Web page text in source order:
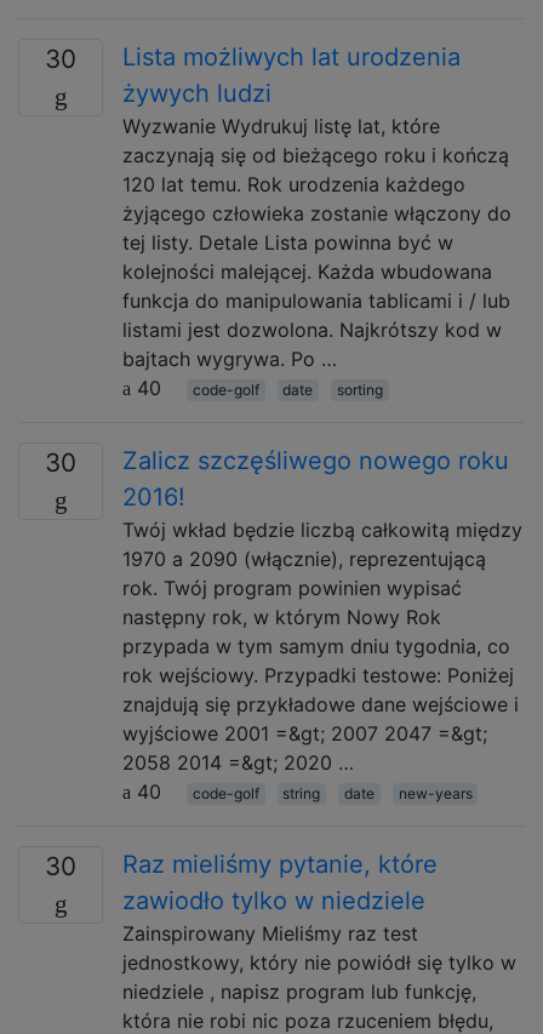
30
Lista możliwych lat urodzenia
żywych ludzi
Wyzwanie Wydrukuj listę lat, które
zaczynają się od bieżącego roku i kończą
120 lat temu. Rok urodzenia każdego
żyjącego człowieka zostanie włączony do
tej listy. Detale Lista powinna być w
kolejności malejącej. Każda wbudowana
funkcja do manipulowania tablicami i / lub
listami jest dozwolona. Najkrótszy kod w
bajtach wygrywa. Po …
40
code-golf date sorting
30
Zalicz szczęśliwego nowego roku
2016!
Twój wkład będzie liczbą całkowitą między
1970 a 2090 (włącznie), reprezentującą
rok. Twój program powinien wypisać
następny rok, w którym Nowy Rok
przypada w tym samym dniu tygodnia, co
rok wejściowy. Przypadki testowe: Poniżej
znajdują się przykładowe dane wejściowe i
wyjściowe 2001 =&gt; 2007 2047 =&gt;
2058 2014 =&gt; 2020 …
40
code-golf string date new-years
30
Raz mieliśmy pytanie, które
zawiodło tylko w niedziele
Zainspirowany Mieliśmy raz test
jednostkowy, który nie powiódł się tylko w
niedziele , napisz program lub funkcję,
która nie robi nic poza rzuceniem błędu,